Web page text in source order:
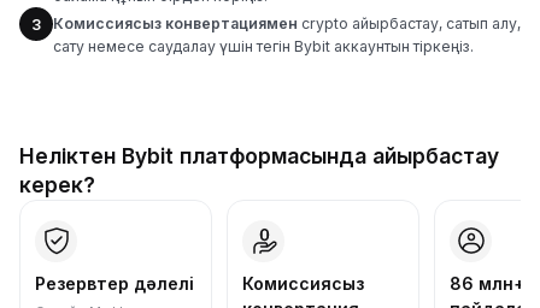
3
Комиссиясыз конвертациямен crypto айырбастау, сатып алу,
сату немесе саудалау үшін тегін Bybit аккаунтын тіркеңіз.
Неліктен Bybit платформасында айырбастау
керек?
Резервтер дәлелі
Комиссиясыз
86 млн+